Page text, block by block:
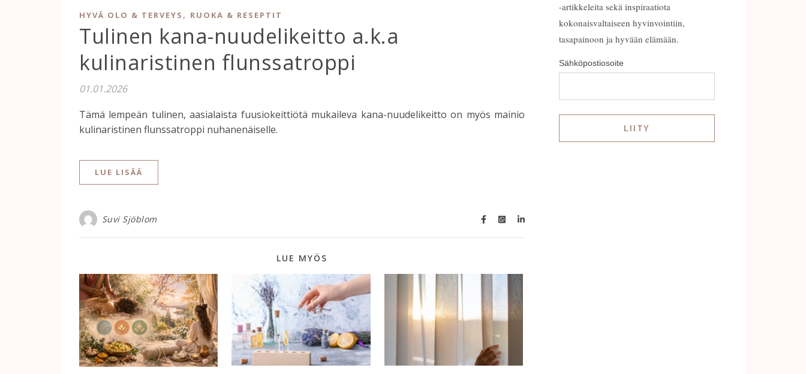
HYVÄ OLO & TERVEYS , RUOKA & RESEPTIT
Tulinen kana-nuudelikeitto a.k.a
kulinaristinen flunssatroppi
01.01.2026
Tämä lempeän tulinen, aasialaista fuusiokeittiötä mukaileva kana-nuudelikeitto on myös mainio
kulinaristinen flunssatroppi nuhanenäiselle.
LUE LISÄÄ
Suvi Sjöblom
LUE MYÖS
-artikkeleita sekä inspiraatiota
kokonaisvaltaiseen hyvinvointiin,
tasapainoon ja hyvään elämään.
Sähköpostiosoite